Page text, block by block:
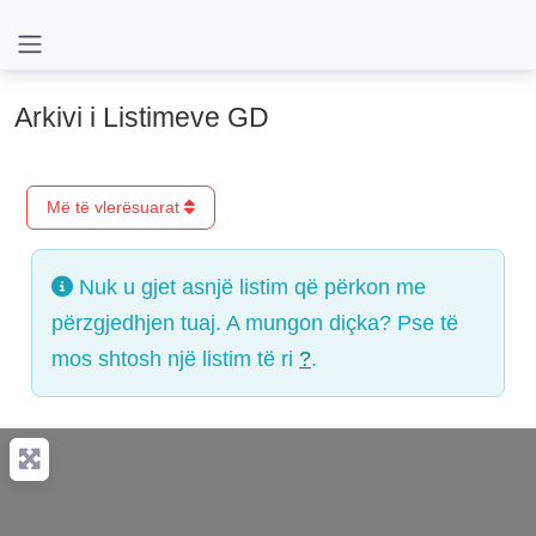
Arkivi i Listimeve GD
Më të vlerësuarat
Nuk u gjet asnjë listim që përkon me
përzgjedhjen tuaj. A mungon diçka? Pse të
mos shtosh një listim të ri ?.